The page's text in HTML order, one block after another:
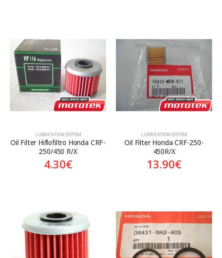
LUBRICATION SYSTEM
Oil Filter Hiflofiltro Honda CRF-
250/450 R/X
4.30€
LUBRICATION SYSTEM
Oil Filter Honda CRF-250-
450R/X
13.90€